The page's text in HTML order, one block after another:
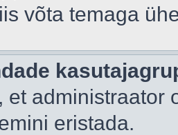
võta temaga
et administraator
eristada.